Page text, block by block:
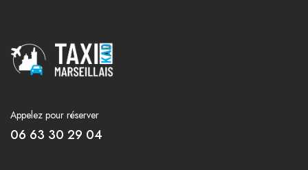
Appelez pour réserver
06 63 30 29 04